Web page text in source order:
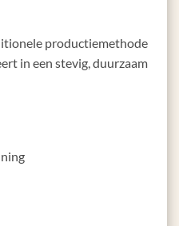
productiemethode
in een stevig, duurzaam